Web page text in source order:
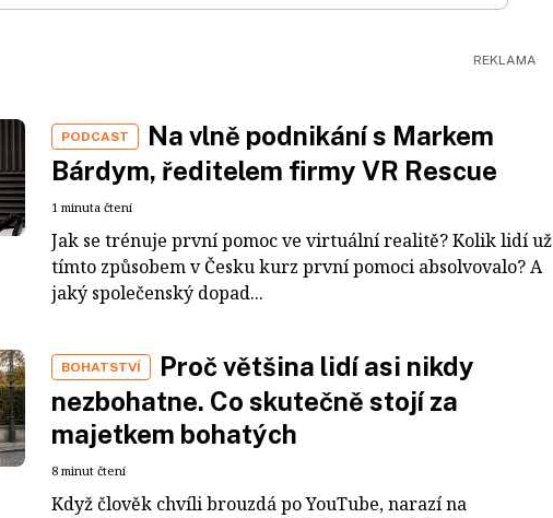
PODCAST
Na vlně podnikání s Markem
Bárdym, ředitelem firmy VR Rescue
1 minuta čtení
Jak se trénuje první pomoc ve virtuální realitě? Kolik lidí už
tímto způsobem v Česku kurz první pomoci absolvovalo? A
jaký společenský dopad...
BOHATSTVÍ
Proč většina lidí asi nikdy
nezbohatne. Co skutečně stojí za
majetkem bohatých
8 minut čtení
Když člověk chvíli brouzdá po YouTube, narazí na